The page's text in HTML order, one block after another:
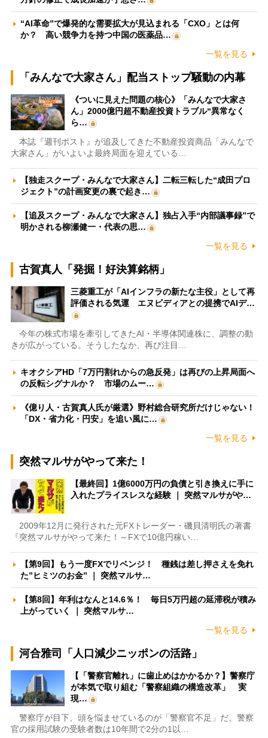
“AI革命”で爆発的な需要拡大が見込まれる「CXO」とは何
か？ 高い競争力を持つ中国の医薬品…
一覧を見る
「みんなで大家さん」配当ストップ騒動の内幕
《ついに見えた問題の核心》「みんなで大家さ
ん」2000億円超不動産投資トラブル“異常なく
ら…
本誌『週刊ポスト』が追及してきた不動産投資商品「みんなで
大家さん」がいよいよ最終局面を迎えている…
【独走スクープ・みんなで大家さん】二転三転した“成田プロ
ジェクト”の計画変更の裏で起き…
【追及スクープ・みんなで大家さん】独占入手“内部議事録”で
明かされる柳瀬健一・代表の思…
一覧を見る
古賀真人「発掘！好決算銘柄」
三菱重工が「AIインフラの新たな主役」として再
評価される気運 エヌビディアとの提携でAIデ…
今年の株式市場を牽引してきたAI・半導体関連株に、調整の動
きが広がっている。そうしたなか、再び注目…
キオクシアHD「7万円割れからの急反発」は再びの上昇局面へ
の反転シグナルか？ 市場のムー…
《億り人・古賀真人氏が厳選》野村総合研究所だけじゃない！
「DX・省力化・円安」を追い風に…
一覧を見る
突然マルサがやって来た！
【最終回】1億6000万円の負債と引き換えに手に
入れたプライスレスな経験 ｜ 突然マルサがや…
2009年12月に発行された元FXトレーダー・磯貝清明氏の著書
『突然マルサがやって来た！～FXで10億円稼い…
【第9回】もう一度FXでリベンジ！ 種銭は差し押さえを免れ
た”ヒミツのお金” ｜ 突然マルサ…
【第8回】年利はなんと14.6％！ 毎日5万円超の延滞税が積み
上がっていく ｜ 突然マルサ…
一覧を見る
河合雅司「人口減少ニッポンの活路」
【「警察官離れ」に歯止めはかかるか？】警察庁
が本気で取り組む「警察組織の構造改革」 実
現…
警察庁が目下、頭を悩ませているのが「警察官不足」だ。警察
官の採用試験の受験者数は10年間で2分の1以…